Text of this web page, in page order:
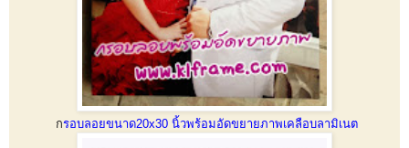
กรอบลอยขนาด20x30 นิ้วพร้อมอัดขยายภาพเคลือบลามิเนต